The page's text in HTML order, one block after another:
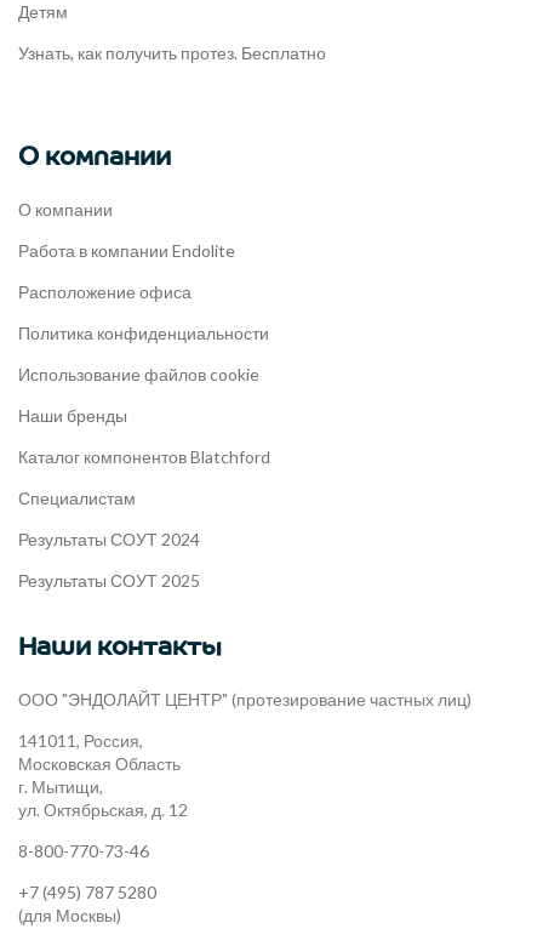
Детям
Узнать, как получить протез. Бесплатно
О компании
О компании
Работа в компании Endolite
Расположение офиса
Политика конфиденциальности
Использование файлов cookie
Наши бренды
Каталог компонентов Blatchford
Специалистам
Результаты СОУТ 2024
Результаты СОУТ 2025
Наши контакты
ООО "ЭНДОЛАЙТ ЦЕНТР" (протезирование частных лиц)
141011, Россия,
Московская Область
г. Мытищи,
ул. Октябрьская, д. 12
8-800-770-73-46
+7 (495) 787 5280
(для Москвы)